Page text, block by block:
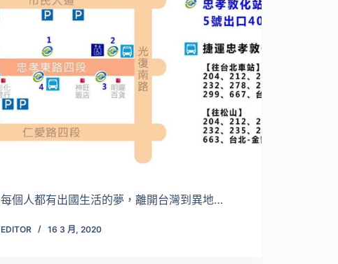
每個人都有出國生活的夢，離開台灣到異地…
EDITOR 16 3 月, 2020